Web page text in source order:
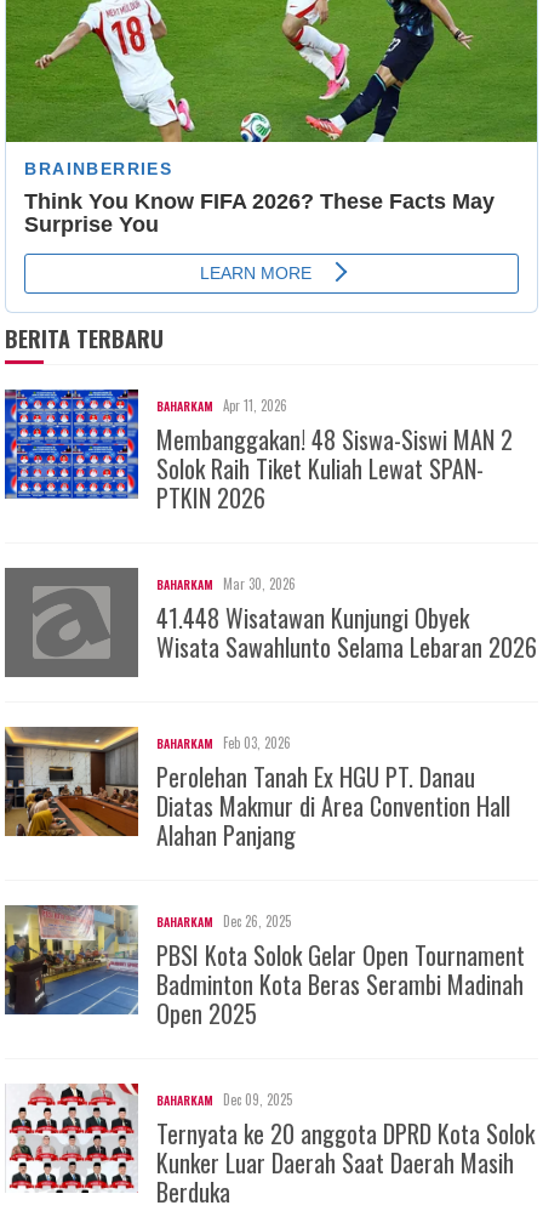
BERITA TERBARU
BAHARKAM Apr 11, 2026
Membanggakan! 48 Siswa-Siswi MAN 2
Solok Raih Tiket Kuliah Lewat SPAN-
PTKIN 2026
BAHARKAM Mar 30, 2026
41.448 Wisatawan Kunjungi Obyek
Wisata Sawahlunto Selama Lebaran 2026
BAHARKAM Feb 03, 2026
Perolehan Tanah Ex HGU PT. Danau
Diatas Makmur di Area Convention Hall
Alahan Panjang
BAHARKAM Dec 26, 2025
PBSI Kota Solok Gelar Open Tournament
Badminton Kota Beras Serambi Madinah
Open 2025
BAHARKAM Dec 09, 2025
Ternyata ke 20 anggota DPRD Kota Solok
Kunker Luar Daerah Saat Daerah Masih
Berduka